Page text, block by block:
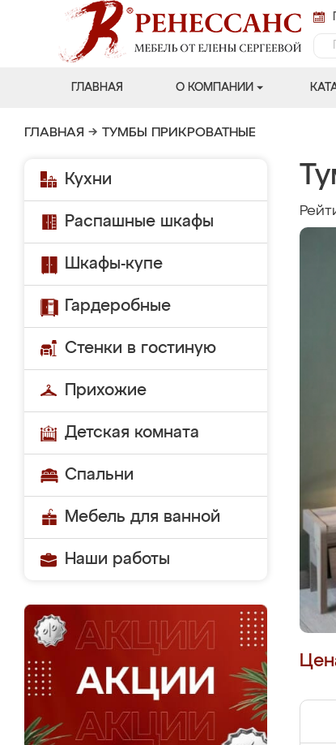
ГЛАВНАЯ О КОМПАНИИ
ГЛАВНАЯ → ТУМБЫ ПРИКРОВАТНЫЕ
Кухни
Распашные шкафы
Шкафы-купе
Гардеробные
Стенки в гостиную
Прихожие
Детская комната
Спальни
Мебель для ванной
Наши работы